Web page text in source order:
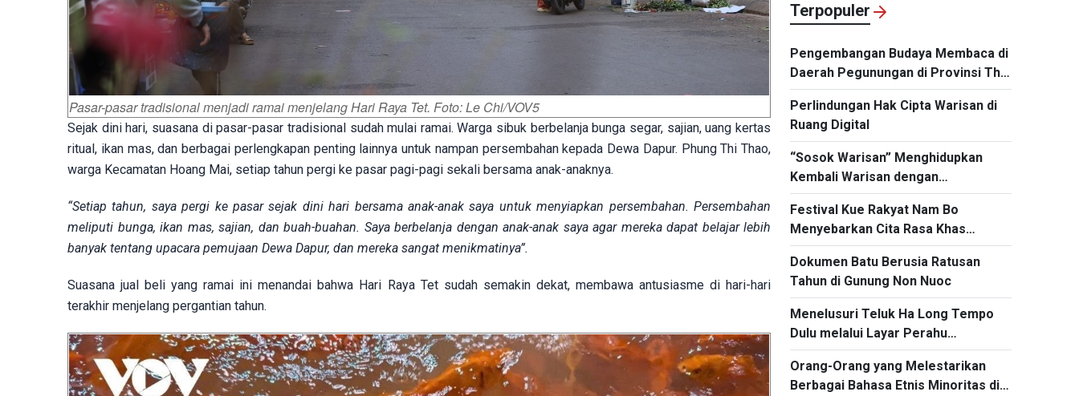
Pasar-pasar tradisional menjadi ramai menjelang Hari Raya Tet. Foto: Le Chi/VOV5
Sejak dini hari, suasana di pasar-pasar tradisional sudah mulai ramai. Warga sibuk berbelanja bunga segar, sajian, uang kertas
ritual, ikan mas, dan berbagai perlengkapan penting lainnya untuk nampan persembahan kepada Dewa Dapur. Phung Thi Thao,
warga Kecamatan Hoang Mai, setiap tahun pergi ke pasar pagi-pagi sekali bersama anak-anaknya.
“Setiap tahun, saya pergi ke pasar sejak dini hari bersama anak-anak saya untuk menyiapkan persembahan. Persembahan
meliputi bunga, ikan mas, sajian, dan buah-buahan. Saya berbelanja dengan anak-anak saya agar mereka dapat belajar lebih
banyak tentang upacara pemujaan Dewa Dapur, dan mereka sangat menikmatinya”.
Suasana jual beli yang ramai ini menandai bahwa Hari Raya Tet sudah semakin dekat, membawa antusiasme di hari-hari
terakhir menjelang pergantian tahun.
Terpopuler
Pengembangan Budaya Membaca di
Daerah Pegunungan di Provinsi Thai
Nguyen
Perlindungan Hak Cipta Warisan di
Ruang Digital
“Sosok Warisan” Menghidupkan
Kembali Warisan dengan
Memanfaatkan Teknologi
Festival Kue Rakyat Nam Bo
Menyebarkan Cita Rasa Khas
Vietnam Selatan
Dokumen Batu Berusia Ratusan
Tahun di Gunung Non Nuoc
Menelusuri Teluk Ha Long Tempo
Dulu melalui Layar Perahu
Berdinding Tiga
Orang-Orang yang Melestarikan
Berbagai Bahasa Etnis Minoritas di